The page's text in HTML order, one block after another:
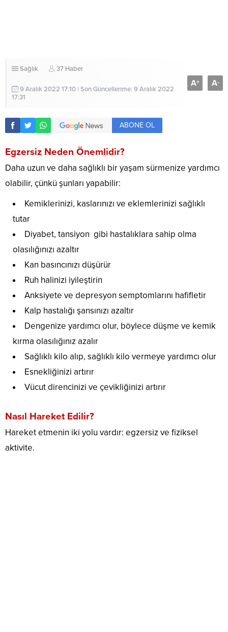
Sağlık 37 Haber
9 Aralık 2022 17:10 | Son Güncellenme: 9 Aralık 2022
17:31
A+ A-
ABONE OL
Egzersiz Neden Önemlidir?
Daha uzun ve daha sağlıklı bir yaşam sürmenize yardımcı
olabilir, çünkü şunları yapabilir:
Kemiklerinizi, kaslarınızı ve eklemlerinizi sağlıklı
tutar
Diyabet, tansiyon gibi hastalıklara sahip olma
olasılığınızı azaltır
Kan basıncınızı düşürür
Ruh halinizi iyileştirin
Anksiyete ve depresyon semptomlarını hafifletir
Kalp hastalığı şansınızı azaltır
Dengenize yardımcı olur, böylece düşme ve kemik
kırma olasılığınız azalır
Sağlıklı kilo alıp, sağlıklı kilo vermeye yardımcı olur
Esnekliğinizi artırır
Vücut direncinizi ve çevikliğinizi artırır
Nasıl Hareket Edilir?
Hareket etmenin iki yolu vardır: egzersiz ve fiziksel
aktivite.